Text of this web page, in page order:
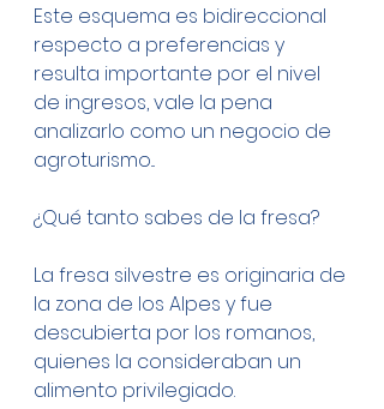
Este esquema es bidireccional
respecto a preferencias y
resulta importante por el nivel
de ingresos, vale la pena
analizarlo como un negocio de
agroturismo...
¿Qué tanto sabes de la fresa?
La fresa silvestre es originaria de
la zona de los Alpes y fue
descubierta por los romanos,
quienes la consideraban un
alimento privilegiado.